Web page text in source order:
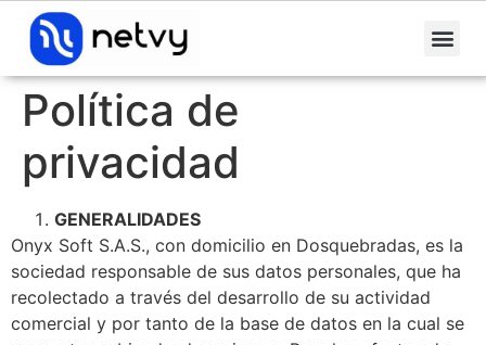
Política de
privacidad
GENERALIDADES
Onyx Soft S.A.S., con domicilio en Dosquebradas, es la
sociedad responsable de sus datos personales, que ha
recolectado a través del desarrollo de su actividad
comercial y por tanto de la base de datos en la cual se